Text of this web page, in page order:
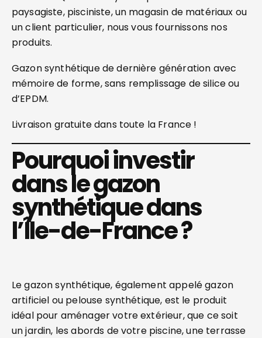
paysagiste, pisciniste, un magasin de matériaux ou
un client particulier, nous vous fournissons nos
produits.
Gazon synthétique de dernière génération avec
mémoire de forme, sans remplissage de silice ou
d’EPDM.
Livraison gratuite dans toute la France !
Pourquoi investir
dans le gazon
synthétique dans
l’Île-de-France ?
Le gazon synthétique, également appelé gazon
artificiel ou pelouse synthétique, est le produit
idéal pour aménager votre extérieur, que ce soit
un jardin, les abords de votre piscine, une terrasse